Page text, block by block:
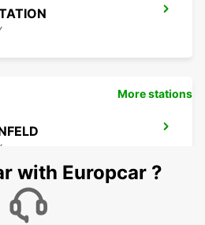
More stations
with Europcar ?